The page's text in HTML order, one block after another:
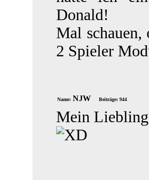
Donald!
Mal
2 Spieler
Name: NJW Beiträge: 944
Mein